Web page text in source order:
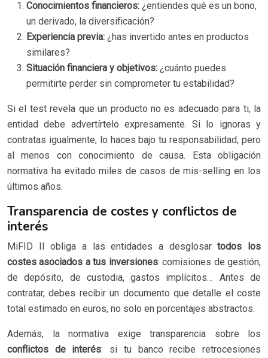
Conocimientos financieros: ¿entiendes qué es un bono,
un derivado, la diversificación?
Experiencia previa: ¿has invertido antes en productos
similares?
Situación financiera y objetivos: ¿cuánto puedes
permitirte perder sin comprometer tu estabilidad?
Si el test revela que un producto no es adecuado para ti, la
entidad debe advertírtelo expresamente. Si lo ignoras y
contratas igualmente, lo haces bajo tu responsabilidad, pero
al menos con conocimiento de causa. Esta obligación
normativa ha evitado miles de casos de mis-selling en los
últimos años.
Transparencia de costes y conflictos de
interés
MiFID II obliga a las entidades a desglosartodos los
costes asociados a tus inversiones: comisiones de gestión,
de depósito, de custodia, gastos implícitos… Antes de
contratar, debes recibir un documento que detalle el coste
total estimado en euros, no solo en porcentajes abstractos.
Además, la normativa exige transparencia sobre los
conflictos de interés: si tu banco recibe retrocesiones